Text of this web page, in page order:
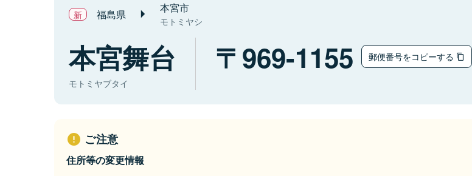
福島県 本宮市
モトミヤシ
本宮舞台
モトミヤブタイ
969-1155 郵便番号をコピーする
ご注意
住所等の変更情報